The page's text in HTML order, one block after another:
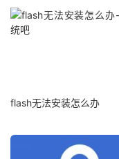
flash无法安装怎么办